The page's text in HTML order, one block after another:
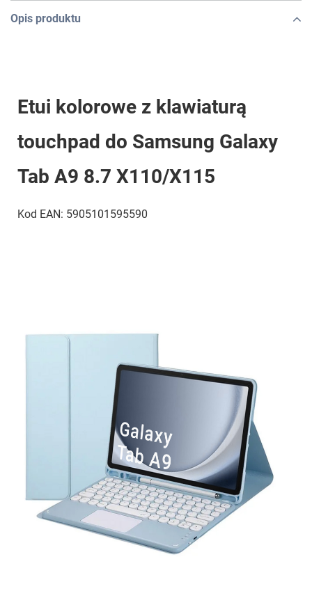
Opis produktu
Etui kolorowe z klawiaturą
touchpad do Samsung Galaxy
Tab A9 8.7 X110/X115
Kod EAN: 5905101595590